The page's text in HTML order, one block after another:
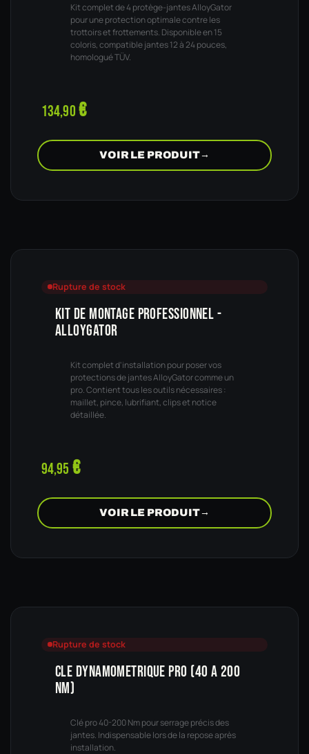
Kit complet de 4 protège-jantes AlloyGator
pour une protection optimale contre les
trottoirs et frottements. Disponible en 15
coloris, compatible jantes 12 à 24 pouces,
homologué TÜV.
134,90€
VOIR LE PRODUIT→
Rupture de stock
KIT DE MONTAGE PROFESSIONNEL -
ALLOYGATOR
Kit complet d'installation pour poser vos
protections de jantes AlloyGator comme un
pro. Contient tous les outils nécessaires :
maillet, pince, lubrifiant, clips et notice
détaillée.
94,95 €
VOIR LE PRODUIT→
Rupture de stock
CLE DYNAMOMETRIQUE PRO (40 A 200
NM)
Clé pro 40-200 Nm pour serrage précis des
jantes. Indispensable lors de la repose après
installation.